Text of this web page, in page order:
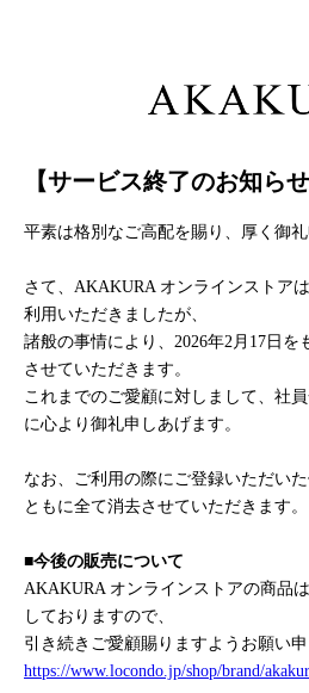
【サービス終了のお知らせ
平素は格別なご高配を賜り、厚く御礼
さて、AKAKURA オンラインストア
利用いただきましたが、
諸般の事情により、2026年2月17日を
させていただきます。
これまでのご愛顧に対しまして、社
に心より御礼申しあげます。
なお、ご利用の際にご登録いただい
ともに全て消去させていただきます。
■今後の販売について
AKAKURA オンラインストアの商品
しておりますので、
引き続きご愛顧賜りますようお願い申
https://www.locondo.jp/shop/brand/